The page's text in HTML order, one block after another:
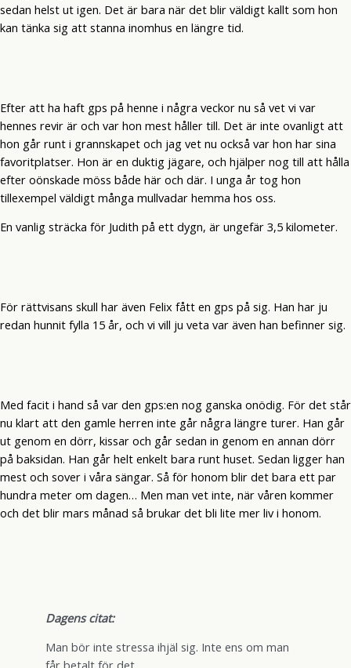
sedan helst ut igen. Det är bara när det blir väldigt kallt som hon
kan tänka sig att stanna inomhus en längre tid.
Efter att ha haft gps på henne i några veckor nu så vet vi var
hennes revir är och var hon mest håller till. Det är inte ovanligt att
hon går runt i grannskapet och jag vet nu också var hon har sina
favoritplatser. Hon är en duktig jägare, och hjälper nog till att hålla
efter oönskade möss både här och där. I unga år tog hon
tillexempel väldigt många mullvadar hemma hos oss.
En vanlig sträcka för Judith på ett dygn, är ungefär 3,5 kilometer.
För rättvisans skull har även Felix fått en gps på sig. Han har ju
redan hunnit fylla 15 år, och vi vill ju veta var även han befinner sig.
Med facit i hand så var den gps:en nog ganska onödig. För det står
nu klart att den gamle herren inte går några längre turer. Han går
ut genom en dörr, kissar och går sedan in genom en annan dörr
på baksidan. Han går helt enkelt bara runt huset. Sedan ligger han
mest och sover i våra sängar. Så för honom blir det bara ett par
hundra meter om dagen… Men man vet inte, när våren kommer
och det blir mars månad så brukar det bli lite mer liv i honom.
Dagens citat:
Man bör inte stressa ihjäl sig. Inte ens om man